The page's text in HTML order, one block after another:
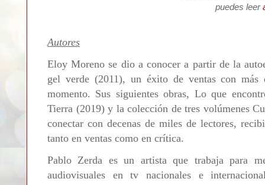
puedes leer
Autores
Eloy Moreno se dio a conocer a partir de la
gel verde (2011), un éxito de ventas con más
momento. Sus siguientes obras, Lo que
Tierra (2019) y la colección de tres volúmenes
conectar con decenas de miles de lectores,
tanto en ventas como en crítica.
Pablo Zerda es un artista que trabaja para
audiovisuales en tv nacionales e